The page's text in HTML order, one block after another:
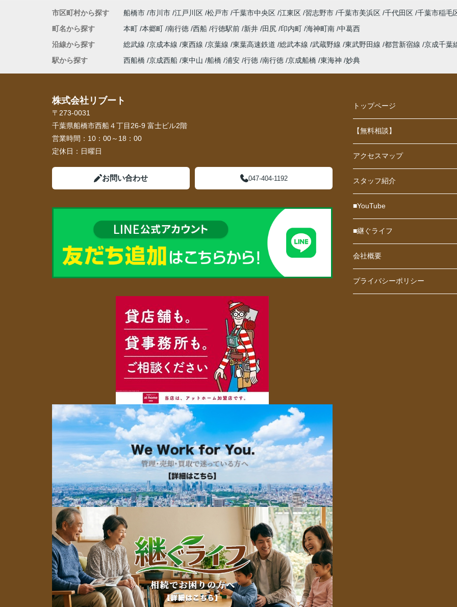
市区町村から探す 船橋市 市川市 江戸川区 松戸市 千葉市中央区 江東区 習志野市 千葉市美浜区 千代田区 千葉市稲毛
町名から探す
本町 本郷町 南行徳 西船 行徳駅前 新井 田尻 印内町 海神町南 中葛西
沿線から探す
総武線 京成本線 東西線 京葉線 東葉高速鉄道 総武本線 武蔵野線 東武野田線 都営新宿線 京成千葉
駅から探す
西船橋 京成西船 東中山 船橋 浦安 行徳 南行徳 京成船橋 東海神 妙典
株式会社リブート
〒273-0031
千葉県船橋市西船４丁目26-9 富士ビル2階
営業時間： 10：00～18：00
定休日： 日曜日
お問い合わせ 047-404-1192
トップページ
【無料相談】
アクセスマップ
スタッフ紹介
■YouTube
■継ぐライフ
会社概要
プライバシーポリシー